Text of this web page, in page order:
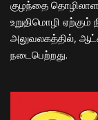
குழந்தை
உறுதிமொழி ஏற்கும்
அலுவலகத்தில்,
நடைபெற்றது.